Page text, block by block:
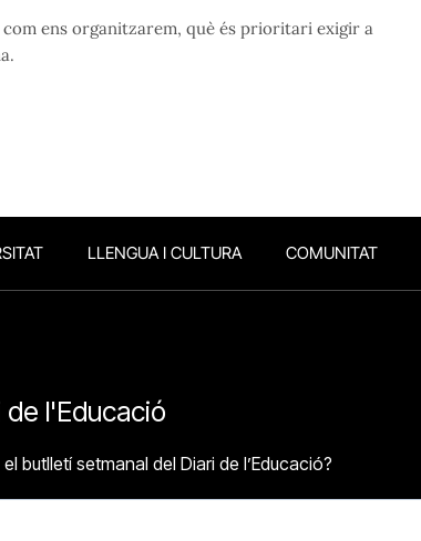
ens organitzarem, què és prioritari exigir a
LLENGUA I CULTURA COMUNITAT